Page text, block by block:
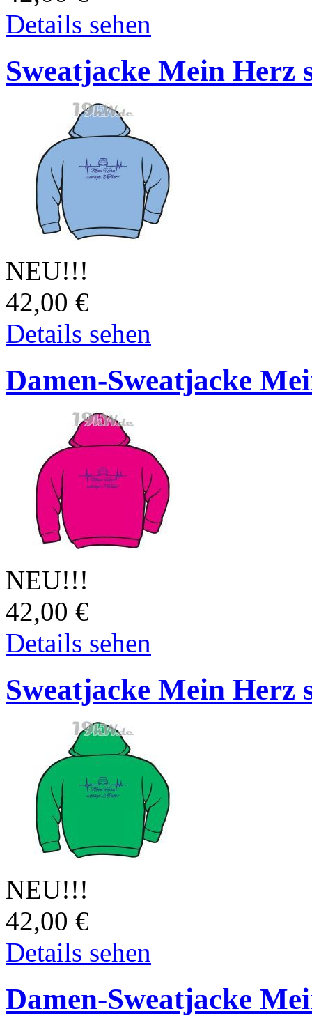
Details sehen
Sweatjacke Mein Herz
NEU!!!
42,00 €
Details sehen
Damen-Sweatjacke
NEU!!!
42,00 €
Details sehen
Sweatjacke Mein Herz
NEU!!!
42,00 €
Details sehen
Damen-Sweatjacke